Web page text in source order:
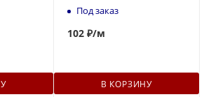
Под заказ
102 ₽/м
В КОРЗИНУ